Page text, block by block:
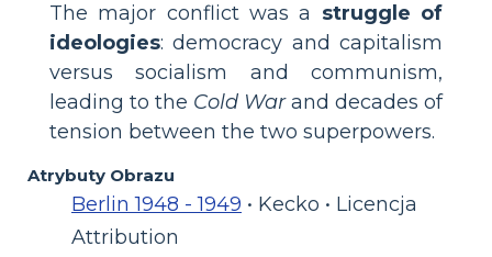
The major conflict was a struggle of
ideologies: democracy and capitalism
versus socialism and communism,
leading to the Cold Warand decades of
tension between the two superpowers.
Atrybuty Obrazu
Berlin 1948 - 1949 • Kecko • Licencja
Attribution